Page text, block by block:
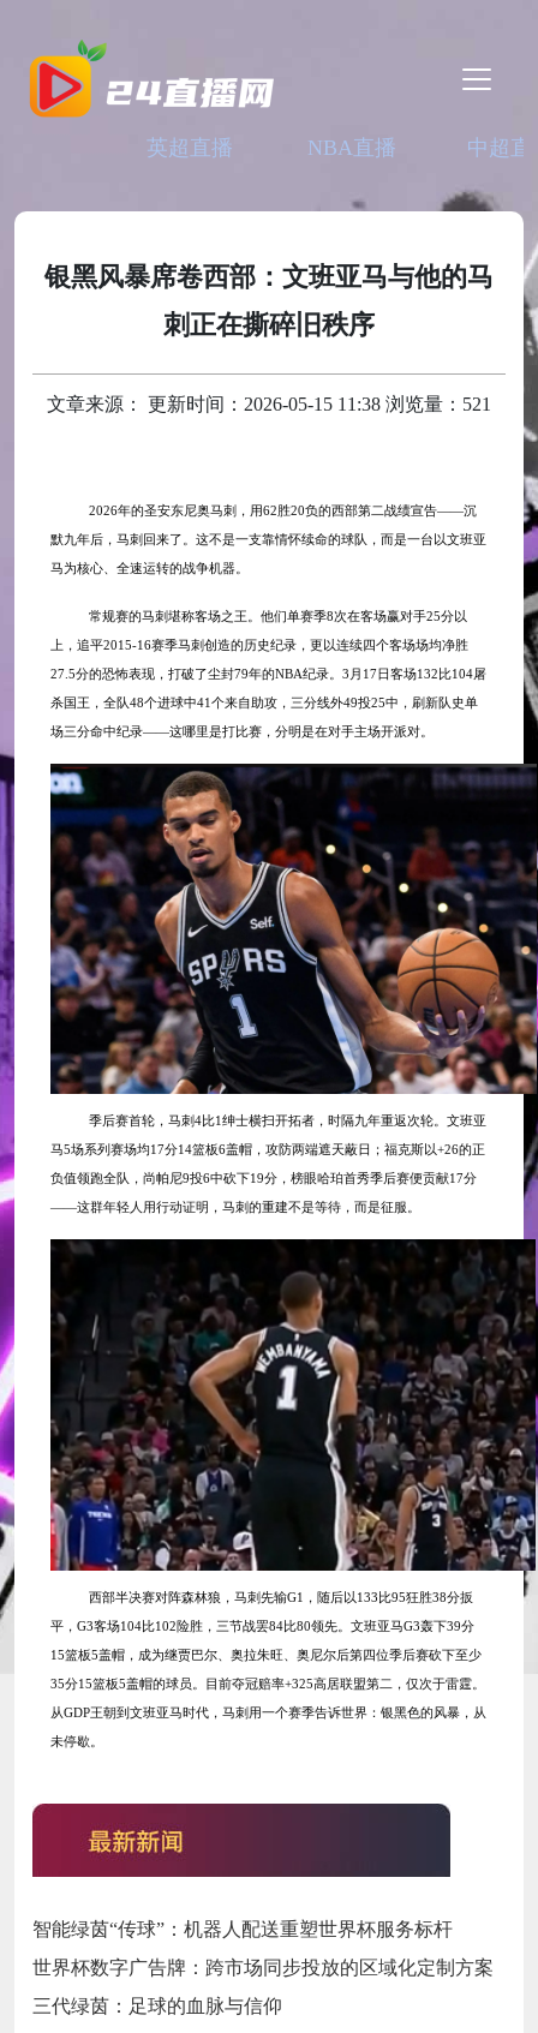
英超直播 NBA直播 中超直
银黑风暴席卷西部：文班亚马与他的马
刺正在撕碎旧秩序
文章来源： 更新时间：2026-05-15 11:38 浏览量：521
2026年的圣安东尼奥马刺，用62胜20负的西部第二战绩宣告——沉
默九年后，马刺回来了。这不是一支靠情怀续命的球队，而是一台以文班亚
马为核心、全速运转的战争机器。
常规赛的马刺堪称客场之王。他们单赛季8次在客场赢对手25分以
上，追平2015-16赛季马刺创造的历史纪录，更以连续四个客场场均净胜
27.5分的恐怖表现，打破了尘封79年的NBA纪录。3月17日客场132比104屠
杀国王，全队48个进球中41个来自助攻，三分线外49投25中，刷新队史单
场三分命中纪录——这哪里是打比赛，分明是在对手主场开派对。
季后赛首轮，马刺4比1绅士横扫开拓者，时隔九年重返次轮。文班亚
马5场系列赛场均17分14篮板6盖帽，攻防两端遮天蔽日；福克斯以+26的正
负值领跑全队，尚帕尼9投6中砍下19分，榜眼哈珀首秀季后赛便贡献17分
——这群年轻人用行动证明，马刺的重建不是等待，而是征服。
西部半决赛对阵森林狼，马刺先输G1，随后以133比95狂胜38分扳
平，G3客场104比102险胜，三节战罢84比80领先。文班亚马G3轰下39分
15篮板5盖帽，成为继贾巴尔、奥拉朱旺、奥尼尔后第四位季后赛砍下至少
35分15篮板5盖帽的球员。目前夺冠赔率+325高居联盟第二，仅次于雷霆。
从GDP王朝到文班亚马时代，马刺用一个赛季告诉世界：银黑色的风暴，从
未停歇。
智能绿茵“传球”：机器人配送重塑世界杯服务标杆
世界杯数字广告牌：跨市场同步投放的区域化定制方案
三代绿茵：足球的血脉与信仰